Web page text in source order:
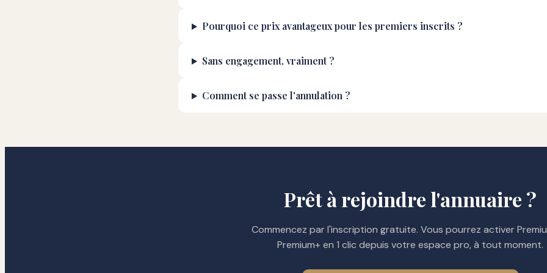
Pourquoi ce prix avantageux pour les premiers inscrits ?
Sans engagement, vraiment ?
Comment se passe l'annulation ?
Prêt à rejoindre l'annuaire ?
Commencez par l'inscription gratuite. Vous pourrez activer
Premium+ en 1 clic depuis votre espace pro, à tout moment.